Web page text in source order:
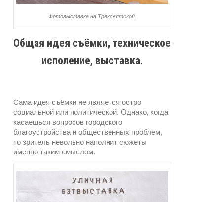
Фотовыставка на Трехсвятской.
Общая идея съёмки, техническое
исполение, выставка.
Сама идея съёмки не является остро
социальной или политической. Однако, когда
касаешься вопросов городского
благоустройства и общественных проблем,
то зритель невольно наполнит сюжеты
именно таким смыслом.